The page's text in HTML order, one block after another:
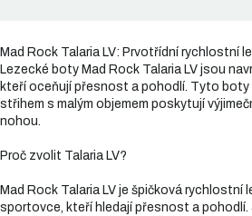
Mad Rock Talaria LV: Prvotřídní rychlostní
Lezecké boty Mad Rock Talaria LV jsou
kteří oceňují přesnost a pohodlí. Tyto boty
střihem s malým objemem poskytují
nohou.
Proč zvolit Talaria LV?
Mad Rock Talaria LV je špičková rychlostní
sportovce, kteří hledají přesnost a pohodlí.